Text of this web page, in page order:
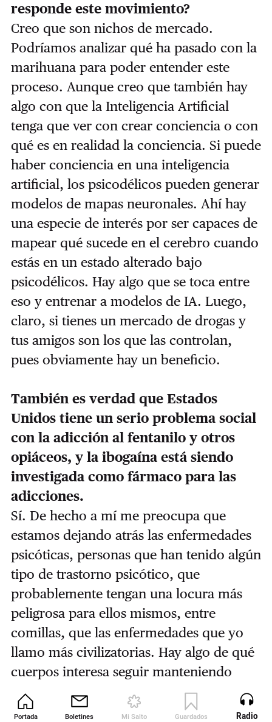
Portada Boletines Mi Salto Guardados Revista
responde este movimiento?
Creo que son nichos de mercado.
Podríamos analizar qué ha pasado con la
marihuana para poder entender este
proceso. Aunque creo que también hay
algo con que la Inteligencia Artificial
tenga que ver con crear conciencia o con
qué es en realidad la conciencia. Si puede
haber conciencia en una inteligencia
artificial, los psicodélicos pueden generar
modelos de mapas neuronales. Ahí hay
una especie de interés por ser capaces de
mapear qué sucede en el cerebro cuando
estás en un estado alterado bajo
psicodélicos. Hay algo que se toca entre
eso y entrenar a modelos de IA. Luego,
claro, si tienes un mercado de drogas y
tus amigos son los que las controlan,
pues obviamente hay un beneficio.
También es verdad que Estados
Unidos tiene un serio problema social
con la adicción al fentanilo y otros
opiáceos, y la ibogaína está siendo
investigada como fármaco para las
adicciones.
Sí. De hecho a mí me preocupa que
estamos dejando atrás las enfermedades
psicóticas, personas que han tenido algún
tipo de trastorno psicótico, que
probablemente tengan una locura más
peligrosa para ellos mismos, entre
comillas, que las enfermedades que yo
llamo más civilizatorias. Hay algo de qué
cuerpos interesa seguir manteniendo
productivos, lo que dice mucho de
nuestra sociedad. En Estados Unidos
Radio